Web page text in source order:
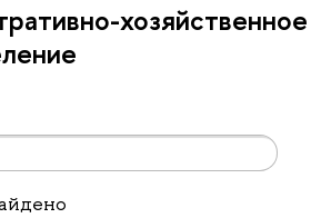
хозяйственное